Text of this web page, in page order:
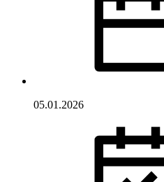
05.01.2026